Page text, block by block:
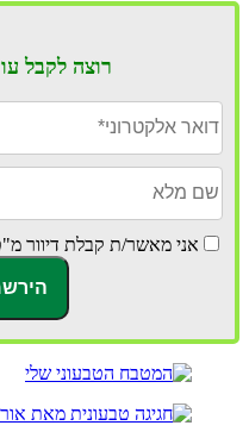
רוצה לקבל
אני מאשר/ת קבלת דיוור